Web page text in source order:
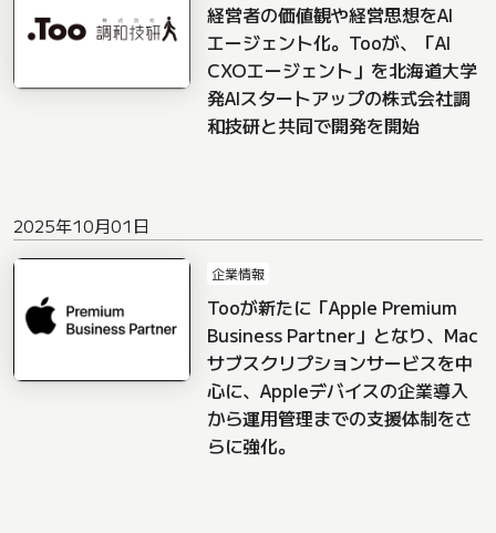
経営者の価値観や経営思想をAI
エージェント化。Tooが、「AI
CXOエージェント」を北海道大学
発AIスタートアップの株式会社調
和技研と共同で開発を開始
2025年10月01日
企業情報
Tooが新たに「Apple Premium
Business Partner」となり、Mac
サブスクリプションサービスを中
心に、Appleデバイスの企業導入
から運用管理までの支援体制をさ
らに強化。